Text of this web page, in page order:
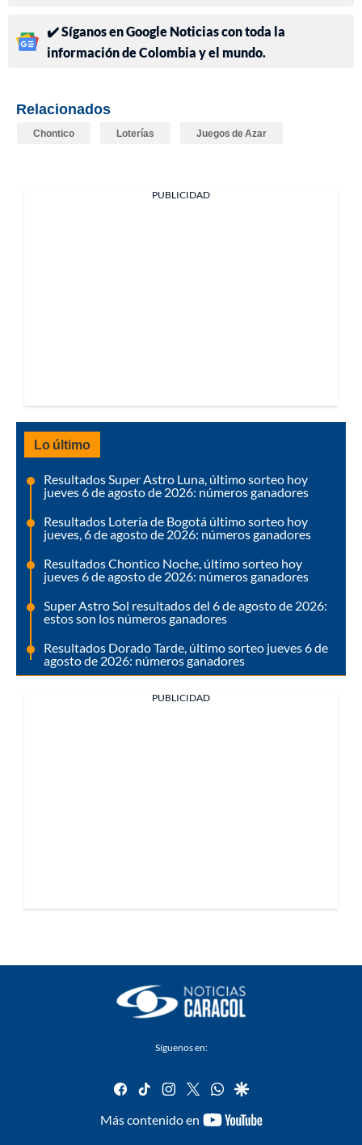
✔️ Síganos en Google Noticias con toda la
información de Colombia y el mundo.
Relacionados
Chontico Loterías Juegos de Azar
PUBLICIDAD
Lo último
Resultados Super Astro Luna, último sorteo hoy
jueves 6 de agosto de 2026: números ganadores
Resultados Lotería de Bogotá último sorteo hoy
jueves, 6 de agosto de 2026: números ganadores
Resultados Chontico Noche, último sorteo hoy
jueves 6 de agosto de 2026: números ganadores
Super Astro Sol resultados del 6 de agosto de 2026:
estos son los números ganadores
Resultados Dorado Tarde, último sorteo jueves 6 de
agosto de 2026: números ganadores
PUBLICIDAD
Síguenos en:
facebook
tiktok instagram
twitterwhatsapp
google
Más contenido en
youtube-